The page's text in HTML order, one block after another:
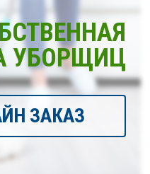
УБОРЩИЦ
ЗАКАЗ